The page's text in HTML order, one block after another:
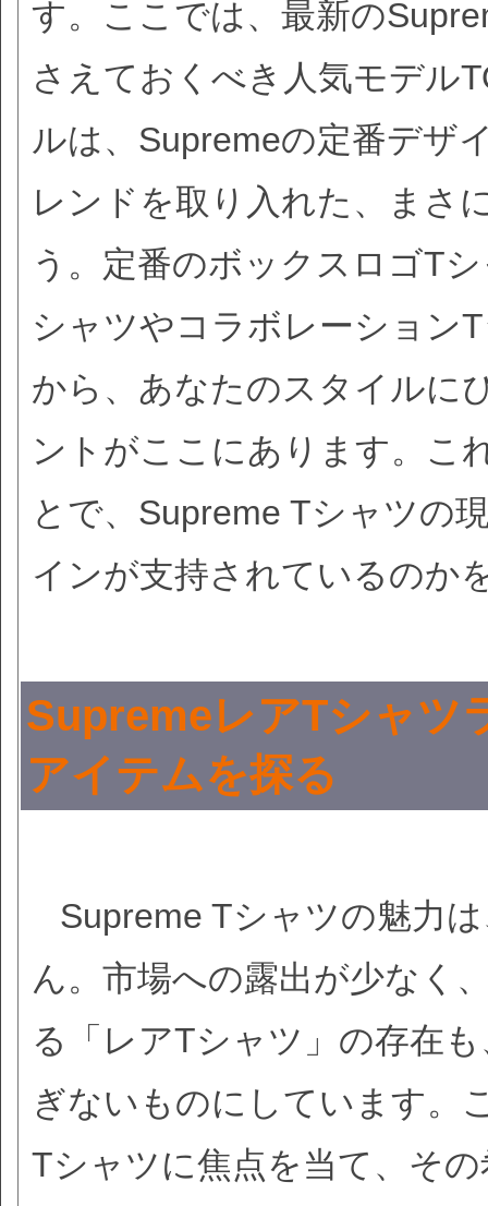
す。ここでは、最新の
さえておくべき人気モデル
ルは、Supremeの定番デザ
レンドを取り入れた、まさ
う。定番のボックスロゴT
シャツやコラボレーション
から、あなたのスタイルに
ントがここにあります。こ
とで、Supreme Tシャツの
インが支持されているのか
SupremeレアTシャツ
アイテムを探る
Supreme Tシャツの魅力
ん。市場への露出が少なく
る「レアTシャツ」の存在
ぎないものにしています。
Tシャツに焦点を当て、そ